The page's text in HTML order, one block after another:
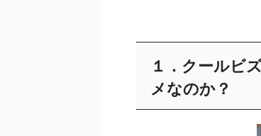
１．クールビ
メなのか？